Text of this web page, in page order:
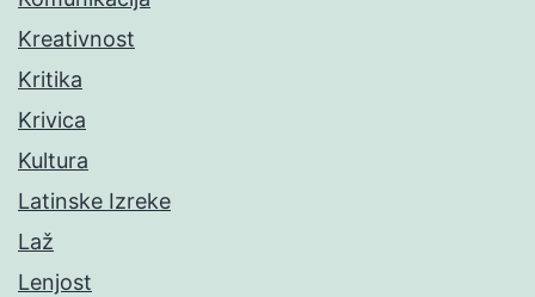
Kreativnost
Kritika
Krivica
Kultura
Latinske Izreke
Laž
Lenjost